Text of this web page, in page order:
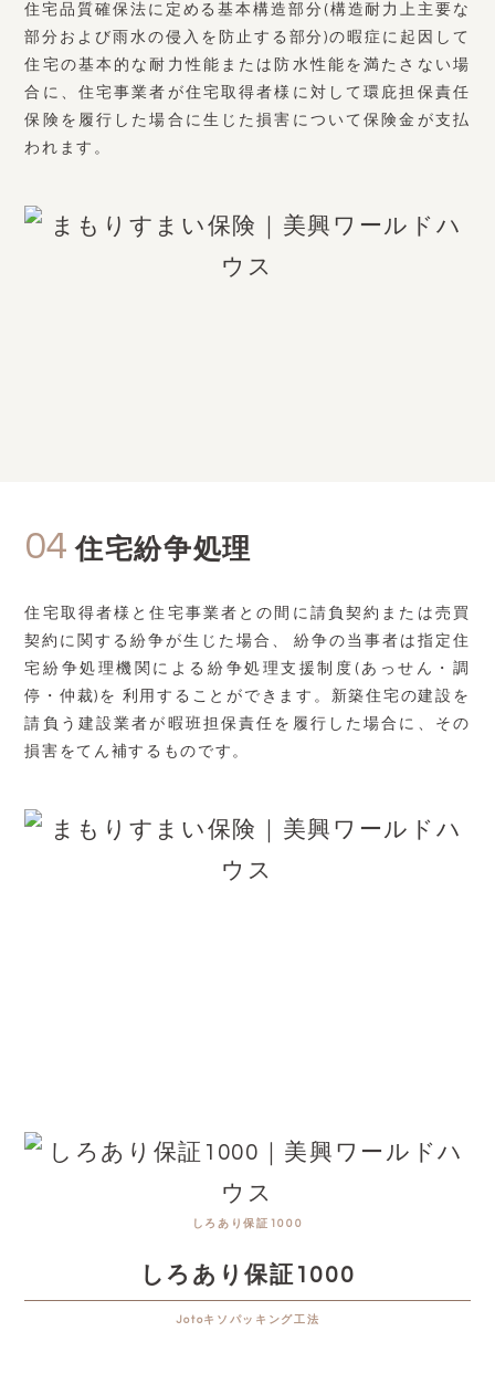
住宅品質確保法に定める基本構造部分(構造耐力上主要な
部分および雨水の侵入を防止する部分)の暇症に起因して
住宅の基本的な耐力性能または防水性能を満たさない場
合に、住宅事業者が住宅取得者様に対して環庇担保責任
保険を履行した場合に生じた損害について保険金が支払
われます。
04 住宅紛争処理
住宅取得者様と住宅事業者との間に請負契約または売買
契約に関する紛争が生じた場合、 紛争の当事者は指定住
宅紛争処理機関による紛争処理支援制度(あっせん・調
停・仲裁)を 利用することができます。新築住宅の建設を
請負う建設業者が暇班担保責任を履行した場合に、その
損害をてん補するものです。
しろあり保証1000
しろあり保証1000
Jotoキソパッキング工法